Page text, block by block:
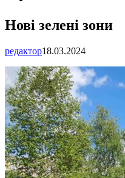
Нові зелені зони
редактор18.03.2024